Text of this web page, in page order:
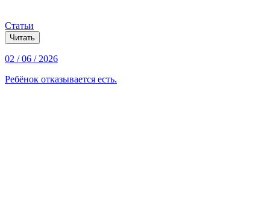
Статьи
Читать
02 / 06 / 2026
Ребёнок отказывается есть.